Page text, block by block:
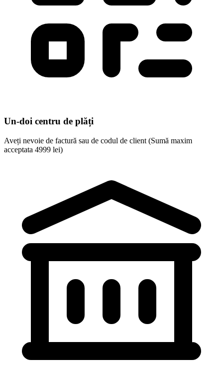
Un-doi centru de plăți
Aveți nevoie de factură sau de codul de client (Sumă maxim
acceptata 4999 lei)